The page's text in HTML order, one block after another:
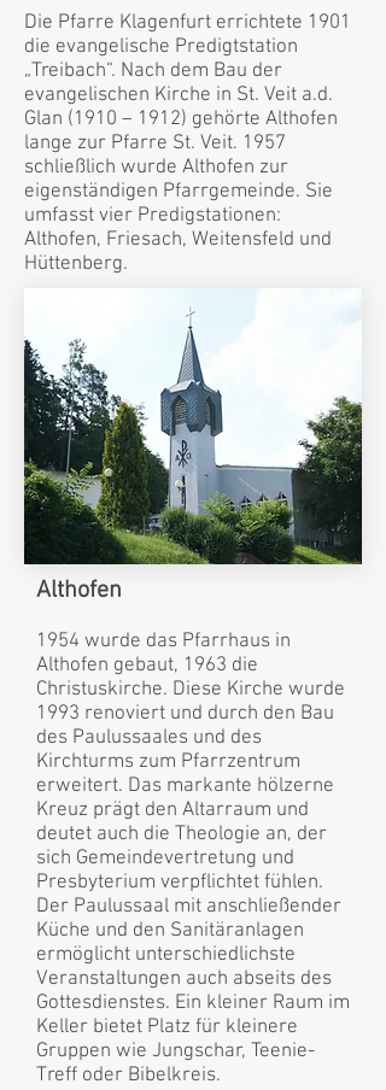
Die Pfarre Klagenfurt errichtete 1901
die evangelische Predigtstation
„Treibach“. Nach dem Bau der
evangelischen Kirche in St. Veit a.d.
Glan (1910 – 1912) gehörte Althofen
lange zur Pfarre St. Veit. 1957
schließlich wurde Althofen zur
eigenständigen Pfarrgemeinde. Sie
umfasst vier Predigstationen:
Althofen, Friesach, Weitensfeld und
Hüttenberg.
Althofen
1954 wurde das Pfarrhaus in
Althofen gebaut, 1963 die
Christuskirche. Diese Kirche wurde
1993 renoviert und durch den Bau
des Paulussaales und des
Kirchturms zum Pfarrzentrum
erweitert. Das markante hölzerne
Kreuz prägt den Altarraum und
deutet auch die Theologie an, der
sich Gemeindevertretung und
Presbyterium verpflichtet fühlen.
Der Paulussaal mit anschließender
Küche und den Sanitäranlagen
ermöglicht unterschiedlichste
Veranstaltungen auch abseits des
Gottesdienstes. Ein kleiner Raum im
Keller bietet Platz für kleinere
Gruppen wie Jungschar, Teenie-
Treff oder Bibelkreis.